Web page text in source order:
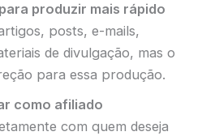
produzir mais rápido
posts, e-mails,
de divulgação, mas o
para essa produção.
como afiliado
com quem deseja